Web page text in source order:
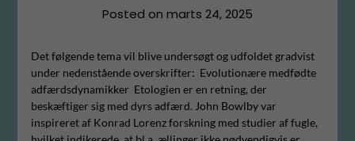
Posted on marts 24, 2025
Det følgende tema vil blive undersøgt og udfoldet gradvist
under nedenstående overskrifter: Evolutionære medfødte
adfærdsdynamikker Etologien er en retning, der
beskæftiger sig med dyrs adfærd. John Bowlby var
inspireret af Konrad Lorenz forskning med studier af fugle,